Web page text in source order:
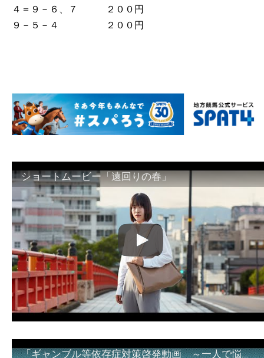
４＝９－６、７ ２００円
９－５－４ ２００円
ショートムービー「遠回りの春」
「ギャンブル等依存症対策啓発動画 ～一人で悩まず、家族で悩まず、まず！相談機関へ～」